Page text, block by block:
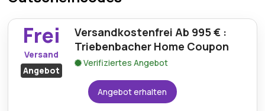
Frei
Versand
Angebot
Versandkostenfrei Ab 995 € :
Triebenbacher Home Coupon
Verifiziertes Angebot
Angebot erhalten